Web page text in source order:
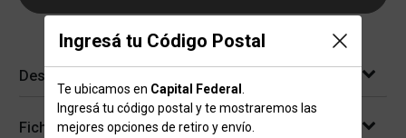
Ingresá tu Código Postal
Te ubicamos en Capital Federal
Ingresá tu código postal y te mostraremos las
mejores opciones de retiro y envío.
Descripción
Ficha técnica